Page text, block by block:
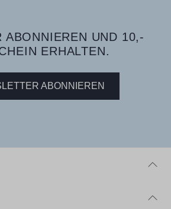
ABONNIEREN UND 10,-
ERHALTEN.
ABONNIEREN